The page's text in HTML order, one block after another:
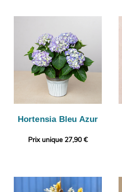
Hortensia Bleu Azur
Prix unique 27,90 €